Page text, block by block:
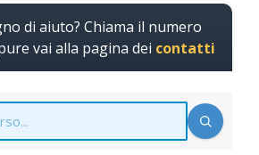
di aiuto? Chiama il numero
vai alla pagina dei contatti